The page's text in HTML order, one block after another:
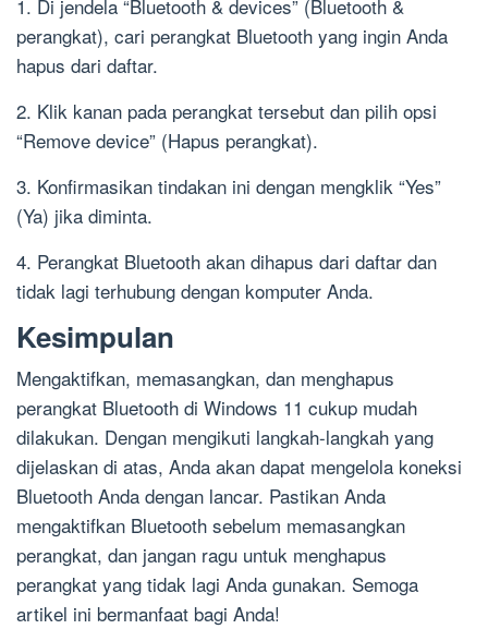
1. Di jendela “Bluetooth & devices” (Bluetooth &
perangkat), cari perangkat Bluetooth yang ingin Anda
hapus dari daftar.
2. Klik kanan pada perangkat tersebut dan pilih opsi
“Remove device” (Hapus perangkat).
3. Konfirmasikan tindakan ini dengan mengklik “Yes”
(Ya) jika diminta.
4. Perangkat Bluetooth akan dihapus dari daftar dan
tidak lagi terhubung dengan komputer Anda.
Kesimpulan
Mengaktifkan, memasangkan, dan menghapus
perangkat Bluetooth di Windows 11 cukup mudah
dilakukan. Dengan mengikuti langkah-langkah yang
dijelaskan di atas, Anda akan dapat mengelola koneksi
Bluetooth Anda dengan lancar. Pastikan Anda
mengaktifkan Bluetooth sebelum memasangkan
perangkat, dan jangan ragu untuk menghapus
perangkat yang tidak lagi Anda gunakan. Semoga
artikel ini bermanfaat bagi Anda!